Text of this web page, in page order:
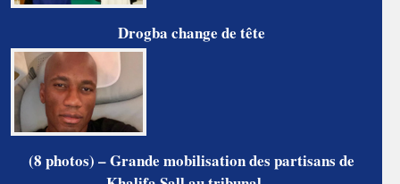
Drogba change de tête
(8 photos) – Grande mobilisation des partisans de